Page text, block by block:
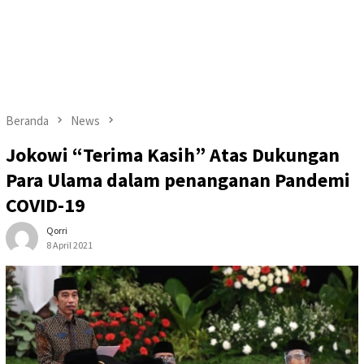
Beranda News
Jokowi “Terima Kasih” Atas Dukungan
Para Ulama dalam penanganan Pandemi
COVID-19
Qorri
8 April 2021